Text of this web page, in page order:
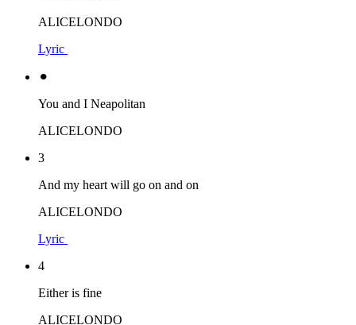
ALICELONDO
Lyric
⚫︎
You and I Neapolitan
ALICELONDO
3
And my heart will go on and on
ALICELONDO
Lyric
4
Either is fine
ALICELONDO